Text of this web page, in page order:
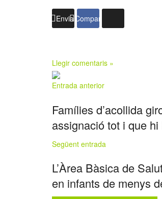
Enviar Compartir
Llegir comentaris »
Entrada anterior
Famílies d’acollida
assignació tot i que
Següent entrada
L’Àrea Bàsica de
en infants de menys